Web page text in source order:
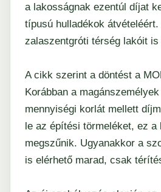
a lakosságnak ezentúl díjat
típusú hulladékok
zalaszentgróti térség lakóit
A cikk szerint a döntést a
Korábban a
mennyiségi korlát mellett
le az építési törmeléket, ez a
megszűnik. Ugyanakkor a
is elérhető marad, csak